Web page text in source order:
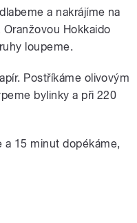
a nakrájíme na
Hokkaido
loupeme.
Postříkáme olivovým
bylinky a při 220
15 minut dopékáme,